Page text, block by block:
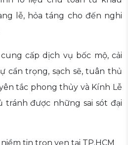
lễ, hỏa táng cho đến nghi
cấp dịch vụ bốc mộ, cải
cẩn trọng, sạch sẽ, tuân thủ
tắc phong thủy và Kính Lễ
tránh được những sai sót đại
tin trọn vẹn tại TP.HCM